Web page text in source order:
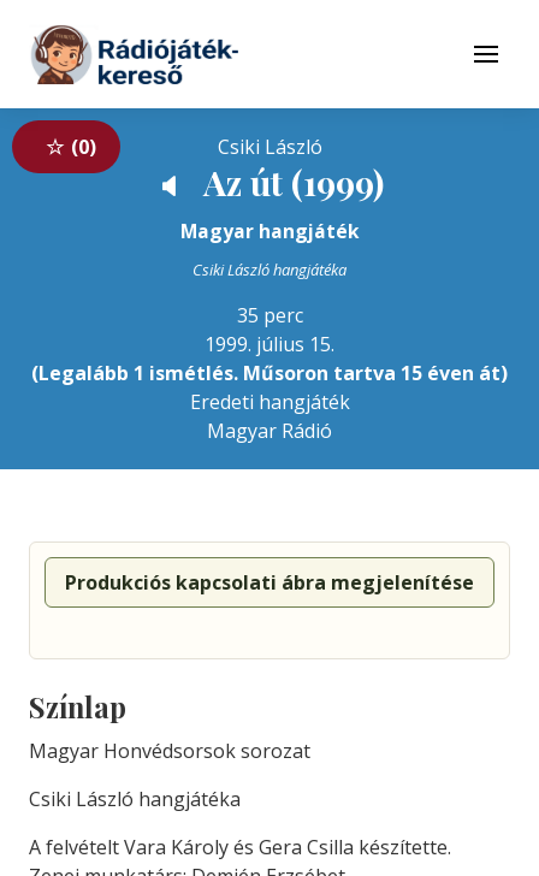
Tovább a tartalomhoz
Menü
0 Csiki László
🔈 Az út (1999)
Magyar hangjáték
Csiki László hangjátéka
35 perc
1999. július 15.
(Legalább 1 ismétlés. Műsoron tartva 15 éven át)
Eredeti hangjáték
Magyar Rádió
Produkciós kapcsolati ábra megjelenítése
Színlap
Magyar Honvédsorsok sorozat
Csiki László hangjátéka
A felvételt Vara Károly és Gera Csilla készítette.